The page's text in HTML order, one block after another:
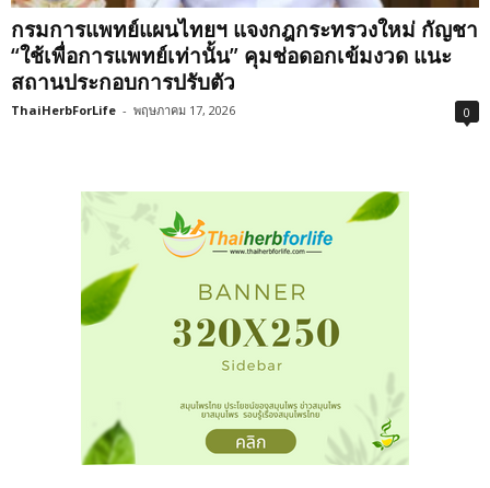
กรมการแพทย์แผนไทยฯ แจงกฎกระทรวงใหม่ กัญชา
“ใช้เพื่อการแพทย์เท่านั้น” คุมช่อดอกเข้มงวด แนะ
สถานประกอบการปรับตัว
ThaiHerbForLife - พฤษภาคม 17, 2026 0